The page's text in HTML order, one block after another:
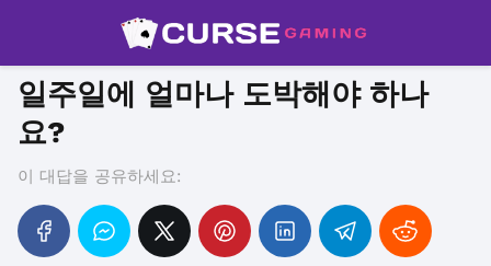
일주일에 얼마나 도박해야 하나
요?
이 대답을 공유하세요: